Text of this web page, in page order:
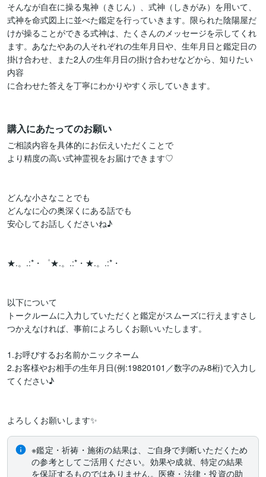
そんなが自在に操る鬼神（きじん）、式神（しきがみ）を用いて、
式神を命式図上に並べた鑑定を行っていきます。限られた陰陽屋だ
けが操ることができる式神は、たくさんのメッセージを示してくれ
ます。あなたやあの人それぞれの生年月日や、生年月日と鑑定日の
掛け合わせ、また2人の生年月日の掛け合わせなどから、知りたい
内容
に合わせた答えを丁寧にわかりやすく示していきます。
購入にあたってのお願い
ご相談内容を具体的にお伝えいただくことで
より精度の高い式神霊視をお届けできます♡
どんな小さなことでも
どんなに心の奥深くにある話でも
安心してお話しくださいね♪
★.。.:*・゜★.。.:*・★.。.:*・
以下について
トークルームに入力していただくと鑑定がスムーズに行えますさし
つかえなければ、事前によろしくお願いいたします。
1.お呼びするお名前かニックネーム
2.お客様やお相手の生年月日(例:19820101／数字のみ8桁)で入力し
てください♪
よろしくお願いします✨
※鑑定・祈祷・施術の結果は、ご自身で判断いただくため
の参考としてご活用ください。効果や成就、特定の結果
を保証するものではありません。医療・法律・投資の助